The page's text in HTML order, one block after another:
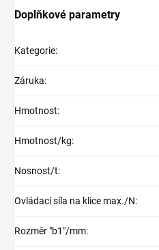
Doplňkové parametry
Kategorie:
Záruka:
Hmotnost:
Hmotnost/kg:
Nosnost/t:
Ovládací síla na klice max./N:
Rozměr "b1"/mm: